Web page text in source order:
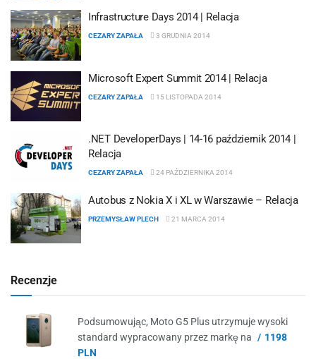
Infrastructure Days 2014 | Relacja
CEZARY ZAPAŁA 3 GRUDNIA 2014
Microsoft Expert Summit 2014 | Relacja
CEZARY ZAPAŁA 15 LISTOPADA 2014
.NET DeveloperDays | 14-16 październik 2014 |
Relacja
CEZARY ZAPAŁA 24 PAŹDZIERNIKA 2014
Autobus z Nokia X i XL w Warszawie – Relacja
PRZEMYSŁAW PLECH 21 MARCA 2014
Recenzje
Podsumowując, Moto G5 Plus utrzymuje wysoki
standard wypracowany przez markę na
1198
PLN